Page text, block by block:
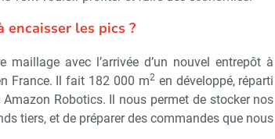
encaisser les pics ?
avec l’arrivée d’un nouvel entrepôt à
France. Il fait 182 000 m2en développé, réparti
Robotics. Il nous permet de stocker nos
tiers, et de préparer des commandes que nous